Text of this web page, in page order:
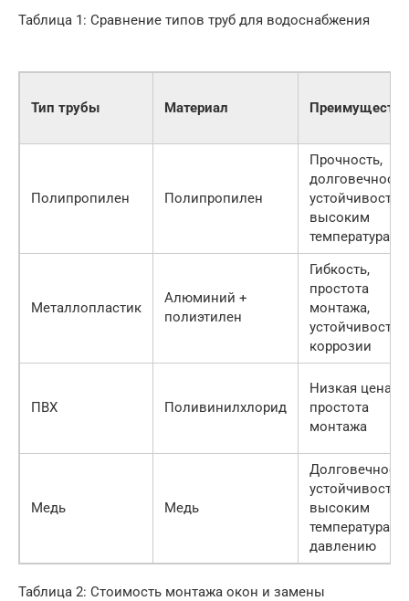
Таблица 1: Сравнение типов труб для водоснабжения
Тип трубы Материал Преимущества
Полипропилен Полипропилен
Прочность,
устойчивость к
высоким
температурам
Металлопластик
Алюминий +
полиэтилен
Гибкость,
простота
монтажа,
устойчивость к
коррозии
ПВХ Поливинилхлорид
Низкая цена,
простота
монтажа
Медь Медь
устойчивость к
высоким
температурам
давлению
Таблица 2: Стоимость монтажа окон и замены